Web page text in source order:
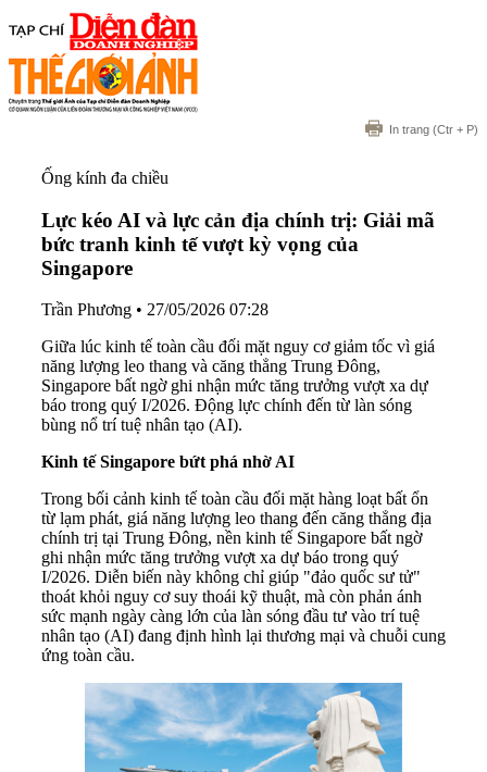
In trang (Ctr + P)
Ống kính đa chiều
Lực kéo AI và lực cản địa chính trị: Giải mã
bức tranh kinh tế vượt kỳ vọng của
Singapore
Trần Phương • 27/05/2026 07:28
Giữa lúc kinh tế toàn cầu đối mặt nguy cơ giảm tốc vì giá
năng lượng leo thang và căng thẳng Trung Đông,
Singapore bất ngờ ghi nhận mức tăng trưởng vượt xa dự
báo trong quý I/2026. Động lực chính đến từ làn sóng
bùng nổ trí tuệ nhân tạo (AI).
Kinh tế Singapore bứt phá nhờ AI
Trong bối cảnh kinh tế toàn cầu đối mặt hàng loạt bất ổn
từ lạm phát, giá năng lượng leo thang đến căng thẳng địa
chính trị tại Trung Đông, nền kinh tế Singapore bất ngờ
ghi nhận mức tăng trưởng vượt xa dự báo trong quý
I/2026. Diễn biến này không chỉ giúp "đảo quốc sư tử"
thoát khỏi nguy cơ suy thoái kỹ thuật, mà còn phản ánh
sức mạnh ngày càng lớn của làn sóng đầu tư vào trí tuệ
nhân tạo (AI) đang định hình lại thương mại và chuỗi cung
ứng toàn cầu.